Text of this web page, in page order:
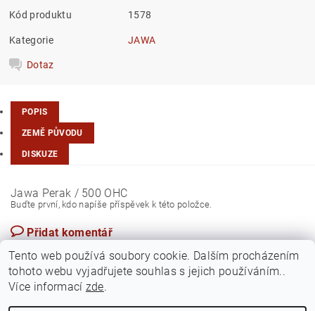
Kód produktu 1578
Kategorie JAWA
Dotaz
POPIS
ZEMĚ PŮVODU
DISKUZE
Jawa Perak / 500 OHC
Buďte první, kdo napíše příspěvek k této položce.
Přidat komentář
Tento web používá soubory cookie. Dalším procházením
tohoto webu vyjadřujete souhlas s jejich používáním..
Více informací zde.